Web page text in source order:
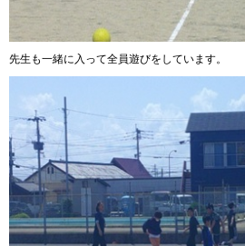
先生も一緒に入って全員遊びをしています。